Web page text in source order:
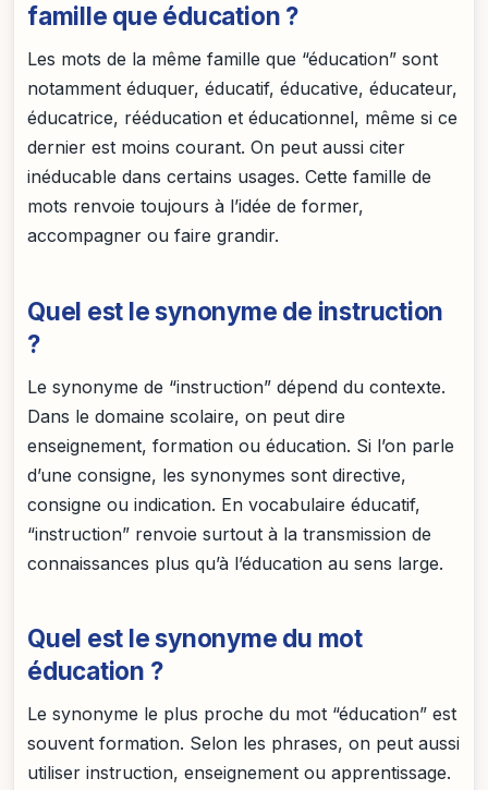
famille que éducation ?
Les mots de la même famille que “éducation” sont
notamment éduquer, éducatif, éducative, éducateur,
éducatrice, rééducation et éducationnel, même si ce
dernier est moins courant. On peut aussi citer
inéducable dans certains usages. Cette famille de
mots renvoie toujours à l’idée de former,
accompagner ou faire grandir.
Quel est le synonyme de instruction
?
Le synonyme de “instruction” dépend du contexte.
Dans le domaine scolaire, on peut dire
enseignement, formation ou éducation. Si l’on parle
d’une consigne, les synonymes sont directive,
consigne ou indication. En vocabulaire éducatif,
“instruction” renvoie surtout à la transmission de
connaissances plus qu’à l’éducation au sens large.
Quel est le synonyme du mot
éducation ?
Le synonyme le plus proche du mot “éducation” est
souvent formation. Selon les phrases, on peut aussi
utiliser instruction, enseignement ou apprentissage.